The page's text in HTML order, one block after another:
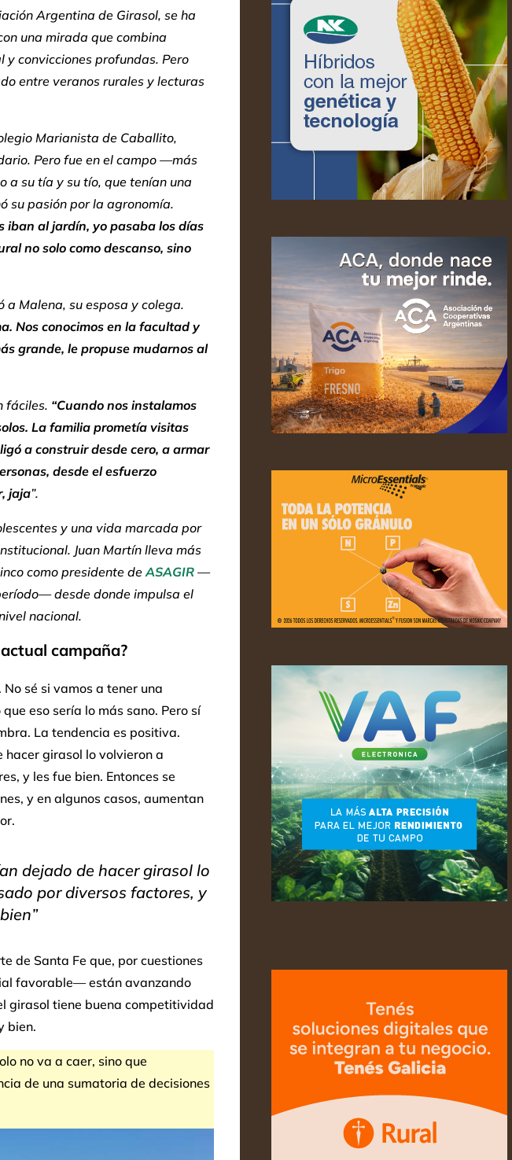
Argentina de Girasol, se ha
una mirada que combina
convicciones profundas. Pero
entre veranos rurales y lecturas
Marianista de Caballito,
Pero fue en el campo —más
a su tía y su tío, que tenían una
su pasión por la agronomía.
iban al jardín, yo pasaba los días
no solo como descanso, sino
a Malena, su esposa y colega.
Nos conocimos en la facultad y
grande, le propuse mudarnos al
fáciles. “Cuando nos instalamos
La familia prometía visitas
a construir desde cero, a armar
desde el esfuerzo
jaja”.
y una vida marcada por
Juan Martín lleva más
como presidente de ASAGIR —
desde donde impulsa el
nacional.
campaña?
sé si vamos a tener una
eso sería lo más sano. Pero sí
La tendencia es positiva.
hacer girasol lo volvieron a
y les fue bien. Entonces se
y en algunos casos, aumentan
dejado de hacer girasol lo
por diversos factores, y
de Santa Fe que, por cuestiones
favorable— están avanzando
girasol tiene buena competitividad
bien.
no va a caer, sino que
de una sumatoria de decisiones